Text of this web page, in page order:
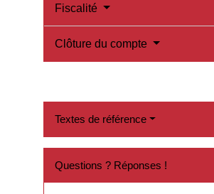
Fiscalité
Clôture du compte
Textes de référence
Questions ? Réponses !